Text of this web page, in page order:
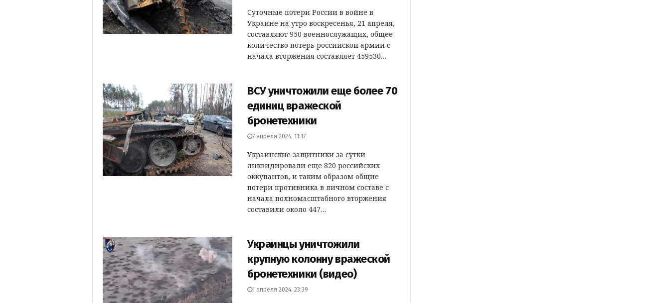
Суточные потери России в войне в
Украине на утро воскресенья, 21 апреля,
составляют 950 военнослужащих, общее
количество потерь российской армии с
начала вторжения составляет 459530…
ВСУ уничтожили еще более 70
единиц вражеской
бронетехники
7 апреля 2024, 11:17
Украинские защитники за сутки
ликвидировали еще 820 российских
оккупантов, и таким образом общие
потери противника в личном составе с
начала полномасштабного вторжения
составили около 447…
Украинцы уничтожили
крупную колонну вражеской
бронетехники (видео)
1 апреля 2024, 23:39